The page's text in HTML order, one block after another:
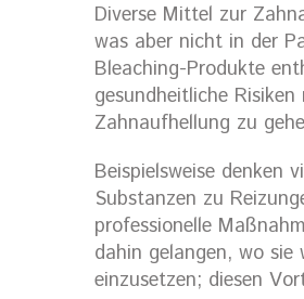
Diverse Mittel zur
was aber nicht in der
Bleaching-Produkte
gesundheitliche
Zahnaufhellung zu
Beispielsweise denken
Substanzen zu
professionelle
dahin gelangen, wo
einzusetzen; diesen